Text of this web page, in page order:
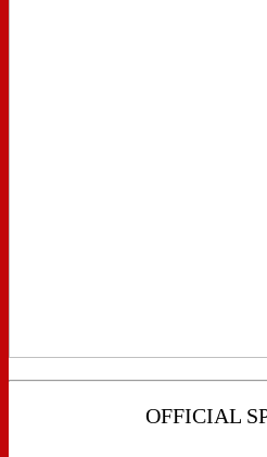
OFFICIAL